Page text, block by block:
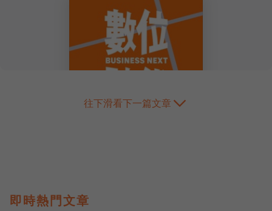
往下滑看下一篇文章
即時熱門文章